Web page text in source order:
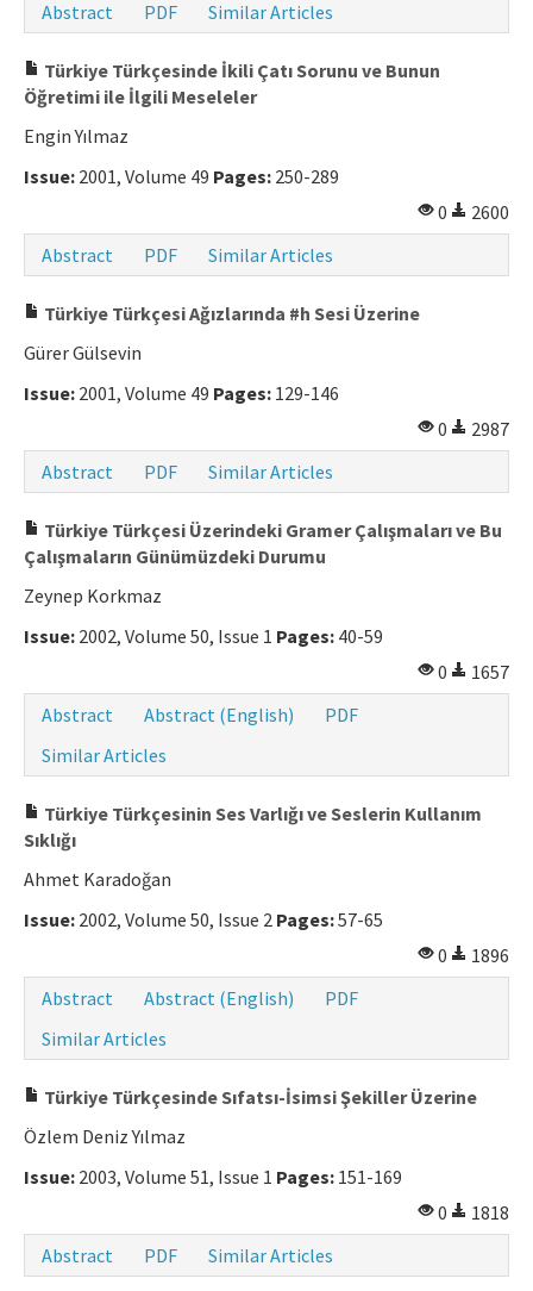
Abstract PDF Similar Articles
Türkiye Türkçesinde İkili Çatı Sorunu ve Bunun
Öğretimi ile İlgili Meseleler
Engin Yılmaz
Issue: 2001, Volume 49 Pages: 250-289
0
2600
Abstract
PDF Similar Articles
Türkiye Türkçesi Ağızlarında #h Sesi Üzerine
Gürer Gülsevin
Issue: 2001, Volume 49 Pages: 129-146
0
2987
Abstract
PDF Similar Articles
Türkiye Türkçesi Üzerindeki Gramer Çalışmaları ve Bu
Çalışmaların Günümüzdeki Durumu
Zeynep Korkmaz
Issue: 2002, Volume 50, Issue 1 Pages: 40-59
0
1657
Abstract
Abstract (English)
PDF
Similar Articles
Türkiye Türkçesinin Ses Varlığı ve Seslerin Kullanım
Sıklığı
Ahmet Karadoğan
Issue: 2002, Volume 50, Issue 2 Pages:57-65
0
1896
Abstract
Abstract (English)
PDF
Similar Articles
Türkiye Türkçesinde Sıfatsı-İsimsi Şekiller Üzerine
Özlem Deniz Yılmaz
Issue: 2003, Volume 51, Issue 1 Pages: 151-169
0
1818
Abstract
PDF Similar Articles